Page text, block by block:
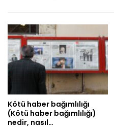
Kötü haber bağımlılığı
(Kötü haber bağımlılığı)
nedir, nasıl…